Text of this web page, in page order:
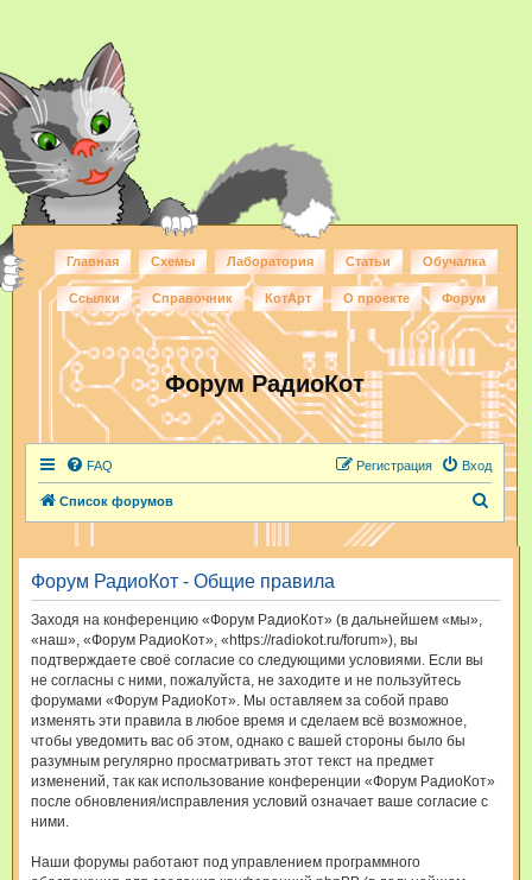
Главная Схемы Лаборатория Статьи Обучалка
Ссылки Справочник КотАрт О проекте Форум
Форум РадиоКот
FAQ Вход
Регистрация
Список форумов
и
Форум РадиоКот - Общие правила
Заходя на конференцию «Форум РадиоКот» (в дальнейшем «мы»,
«наш», «Форум РадиоКот», «https://radiokot.ru/forum»), вы
подтверждаете своё согласие со следующими условиями. Если вы
не согласны с ними, пожалуйста, не заходите и не пользуйтесь
форумами «Форум РадиоКот». Мы оставляем за собой право
изменять эти правила в любое время и сделаем всё возможное,
чтобы уведомить вас об этом, однако с вашей стороны было бы
разумным регулярно просматривать этот текст на предмет
изменений, так как использование конференции «Форум РадиоКот»
после обновления/исправления условий означает ваше согласие с
ними.
Наши форумы работают под управлением программного